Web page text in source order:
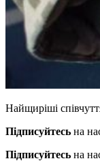
Найщиріші
Підписуйтесь на
Підписуйтесь на